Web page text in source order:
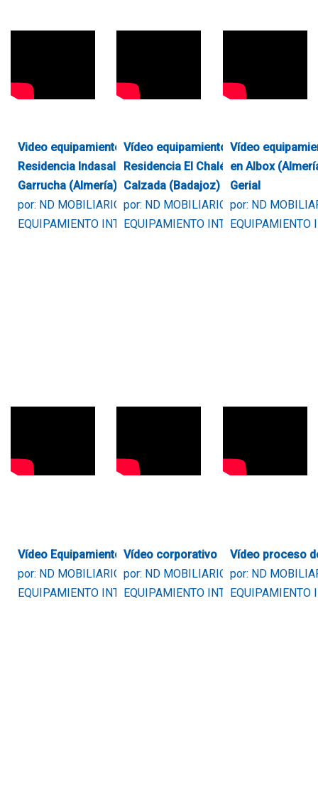
Video equipamiento integral
Residencia Indasalud Levante
Garrucha (Almería)
por: ND MOBILIARIO Y
EQUIPAMIENTO INTEGRAL
Vídeo equipamiento integral
Residencia El Chalé, Puebla de la
Calzada (Badajoz)
por: ND MOBILIARIO Y
EQUIPAMIENTO INTEGRAL
Vídeo
en Albox
Gerial
por: ND
EQUIPAMIENTO
Vídeo Equipamiento Integral
por: ND MOBILIARIO Y
EQUIPAMIENTO INTEGRAL
Vídeo corporativo
por: ND MOBILIARIO Y
EQUIPAMIENTO INTEGRAL
Vídeo proceso
por: ND
EQUIPAMIENTO